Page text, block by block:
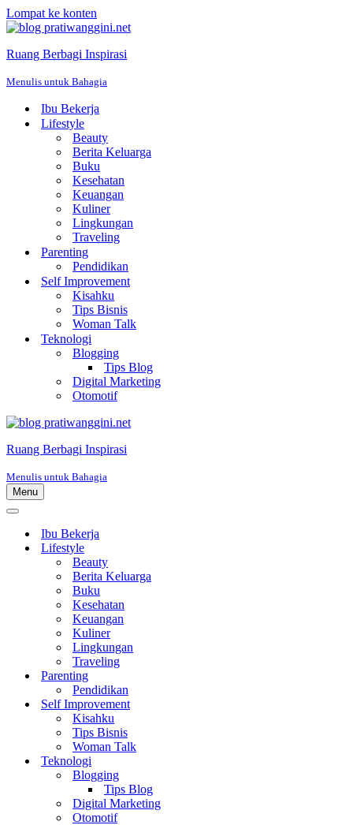
Lompat ke konten
Ruang Berbagi Inspirasi
Menulis untuk Bahagia
Ibu Bekerja
Lifestyle
Beauty
Berita Keluarga
Buku
Kesehatan
Keuangan
Kuliner
Lingkungan
Traveling
Parenting
Pendidikan
Self Improvement
Kisahku
Tips Bisnis
Woman Talk
Teknologi
Blogging
Tips Blog
Digital Marketing
Otomotif
Ruang Berbagi Inspirasi
Menulis untuk Bahagia
Menu
Menu
Menu
NavigasiIbu Bekerja
Lifestyle
Beauty
Berita Keluarga
Buku
Kesehatan
Keuangan
Kuliner
Lingkungan
Traveling
Parenting
Pendidikan
Self Improvement
Kisahku
Tips Bisnis
Woman Talk
Teknologi
Blogging
Tips Blog
Digital Marketing
Otomotif